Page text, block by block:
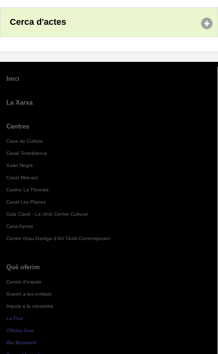
Cerca d'actes
Inici
La Xarxa
Centres
Casa de Cultura
Casal Torreblanca
Xalet Negre
Casal Mira-sol
Casino La Floresta
Casal Les Planes
Sala Clavé - La Unió Centre Cultural
Casa Aymat
Centre Grau-Garriga d'Art Tèxtil Contemporani
Què oferim
Cessió d'espais
Suport a les entitats
Impuls a la creativitat
La Pua
Oficina Jove
Bar Bocamoll